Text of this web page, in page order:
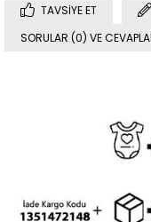
TAVSIYE ET
SORULAR (0) VE